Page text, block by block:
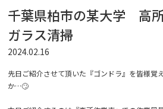
千葉県柏市の某大学 高
ガラス清掃
2024.02.16
先日ご紹介させて頂いた『ゴンドラ』を皆様覚
か…🙄